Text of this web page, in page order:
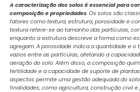
A caracterização dos solos é essencial para
composição e propriedades. Os solos são
fatores como textura, estrutura, porosidade e
textura refere-se ao tamanho das partículas,
enquanto a estrutura descreve a forma como
agregam. A porosidade indica a quantidade e o
vazios entre as partículas, afetando a
aeração do solo. Além disso, a composição
fertilidade e a capacidade de suporte de
aspectos permite uma gestão adequada do
finalidades, como agricultura, construção civil